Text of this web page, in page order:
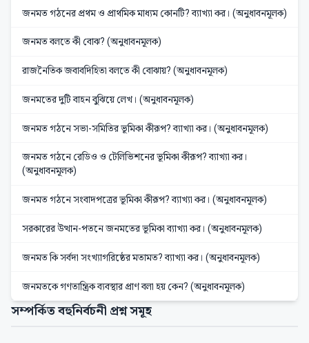
জনমত গঠনের প্রথম ও প্রাথমিক মাধ্যম কোনটি? ব্যাখ্যা কর। (অনুধাবনমূলক)
জনমত বলতে কী বোঝ? (অনুধাবনমূলক)
রাজনৈতিক জবাবদিহিতা বলতে কী বোঝায়? (অনুধাবনমূলক)
জনমতের দুটি বাহন বুঝিয়ে লেখ। (অনুধাবনমূলক)
জনমত গঠনে সভা-সমিতির ভূমিকা কীরূপ? ব্যাখ্যা কর। (অনুধাবনমূলক)
জনমত গঠনে রেডিও ও টেলিভিশনের ভূমিকা কীরূপ? ব্যাখ্যা কর।
(অনুধাবনমূলক)
জনমত গঠনে সংবাদপত্রের ভূমিকা কীরূপ? ব্যাখ্যা কর। (অনুধাবনমূলক)
সরকারের উত্থান-পতনে জনমতের ভূমিকা ব্যাখ্যা কর। (অনুধাবনমূলক)
জনমত কি সর্বদা সংখ্যাগরিষ্ঠের মতামত? ব্যাখ্যা কর। (অনুধাবনমূলক)
জনমতকে গণতান্ত্রিক ব্যবস্থার প্রাণ বলা হয় কেন? (অনুধাবনমূলক)
সম্পর্কিত বহুনির্বচনী প্রশ্ন সমূহ